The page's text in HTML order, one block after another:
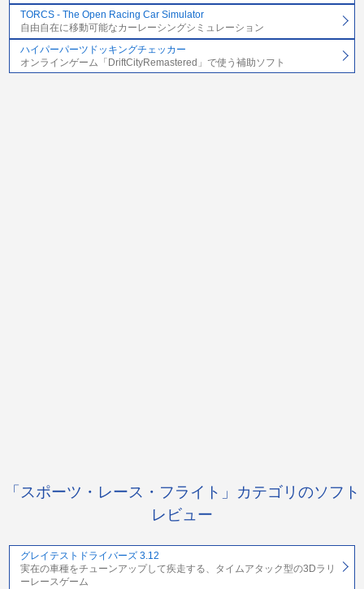
TORCS - The Open Racing Car Simulator
自由自在に移動可能なカーレーシングシミュレーション
ハイパーパーツドッキングチェッカー
オンラインゲーム「DriftCityRemastered」で使う補助ソフト
「スポーツ・レース・フライト」カテゴリのソフト
レビュー
グレイテストドライバーズ 3.12
実在の車種をチューンアップして疾走する、タイムアタック型の3Dラリ
ーレースゲーム